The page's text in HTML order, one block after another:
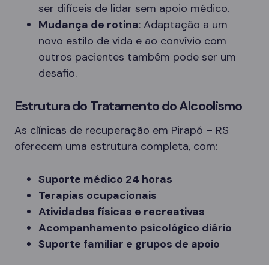
ser difíceis de lidar sem apoio médico.
Mudança de rotina: Adaptação a um
novo estilo de vida e ao convívio com
outros pacientes também pode ser um
desafio.
Estrutura do Tratamento do Alcoolismo
As clínicas de recuperação em Pirapó – RS
oferecem uma estrutura completa, com:
Suporte médico 24 horas
Terapias ocupacionais
Atividades físicas e recreativas
Acompanhamento psicológico diário
Suporte familiar e grupos de apoio